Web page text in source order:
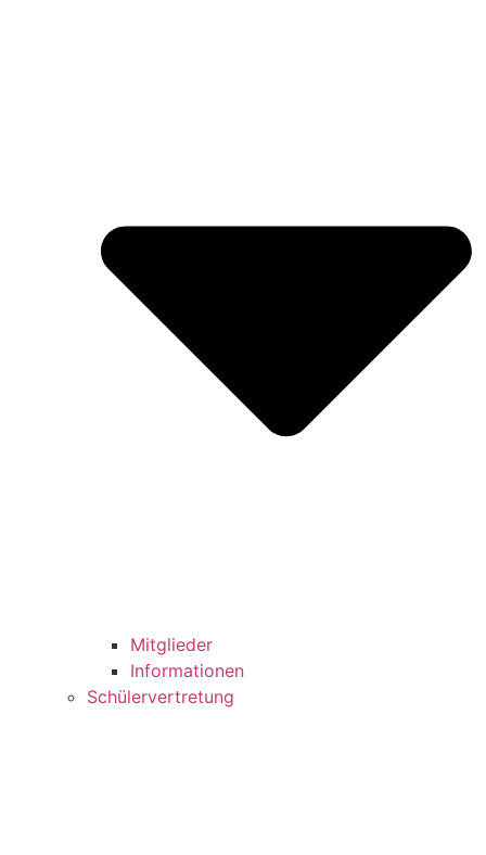
Mitglieder
Informationen
Schülervertretung